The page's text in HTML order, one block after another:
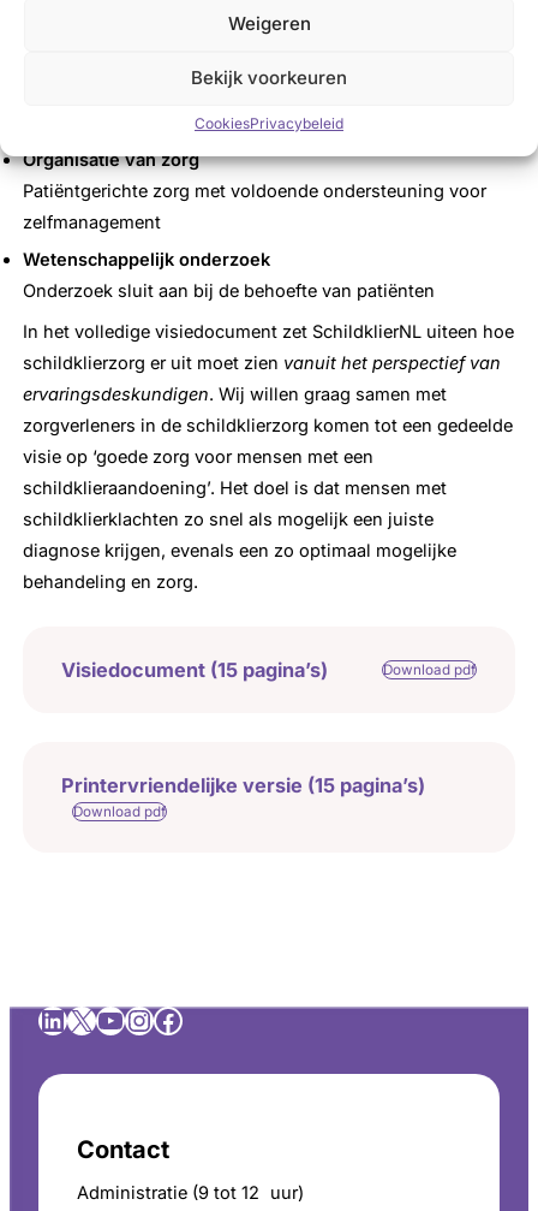
Weigeren
Bekijk voorkeuren
CookiesPrivacybeleid
Tijdig psychosociale begeleiding en/of ondersteuning
aanbieden of verwijzen
Organisatie van zorg
Patiëntgerichte zorg met voldoende ondersteuning voor
zelfmanagement
Wetenschappelijk onderzoek
Onderzoek sluit aan bij de behoefte van patiënten
In het volledige visiedocument zet SchildklierNL uiteen hoe
schildklierzorg er uit moet zien vanuit het perspectief van
ervaringsdeskundigen. Wij willen graag samen met
zorgverleners in de schildklierzorg komen tot een gedeelde
visie op ‘goede zorg voor mensen met een
schildklieraandoening’. Het doel is dat mensen met
schildklierklachten zo snel als mogelijk een juiste
diagnose krijgen, evenals een zo optimaal mogelijke
behandeling en zorg.
Visiedocument (15 pagina’s) Download pdf
Printervriendelijke versie (15 pagina’s)
Download pdf
LinkedIn
X YouTube
Instagram
Facebook
Contact
Administratie (9 tot 12 uur)